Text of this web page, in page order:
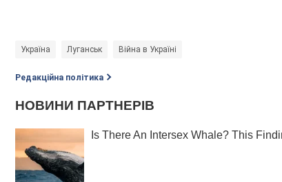
Україна Луганськ Війна в Україні
Редакційна політика